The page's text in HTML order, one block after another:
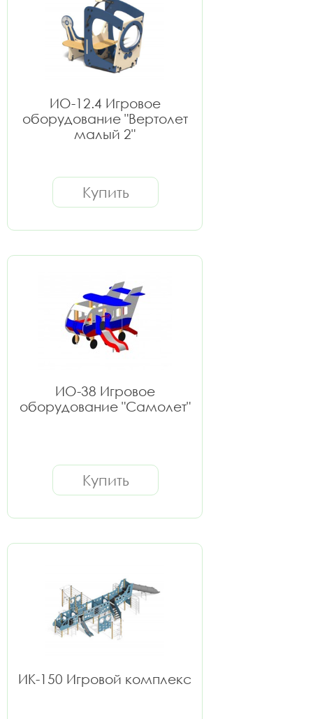
ИО-12.4 Игровое
оборудование "Вертолет
малый 2"
Купить
ИО-38 Игровое
оборудование "Самолет"
Купить
ИК-150 Игровой комплекс